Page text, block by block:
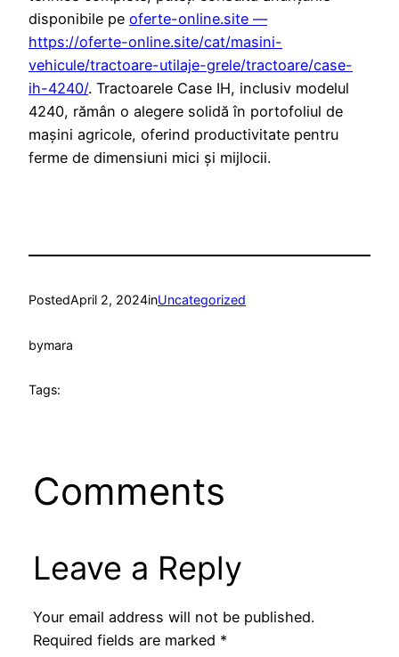
disponibile pe oferte-online.site —
https://oferte-online.site/cat/masini-
vehicule/tractoare-utilaje-grele/tractoare/case-
ih-4240/. Tractoarele Case IH, inclusiv modelul
4240, rămân o alegere solidă în portofoliul de
mașini agricole, oferind productivitate pentru
ferme de dimensiuni mici și mijlocii.
PostedApril 2, 2024inUncategorized
bymara
Tags:
Comments
Leave a Reply
Your email address will not be published.
Required fields are marked *